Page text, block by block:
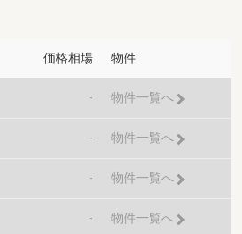
価格相場 物件
- 物件一覧へ
- 物件一覧へ
- 物件一覧へ
- 物件一覧へ